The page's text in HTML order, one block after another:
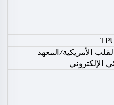
الأمريكية/المعهد
الإلكتروني